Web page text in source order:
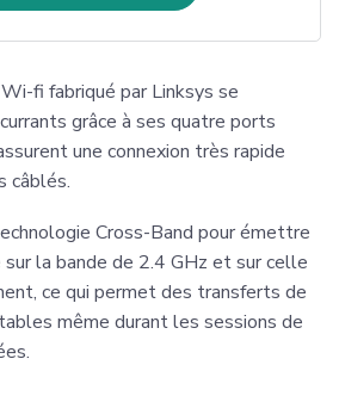
fi fabriqué par Linksys se
grâce à ses quatre ports
une connexion très rapide
câblés.
Cross-Band pour émettre
la bande de 2.4 GHz et sur celle
ce qui permet des transferts de
même durant les sessions de